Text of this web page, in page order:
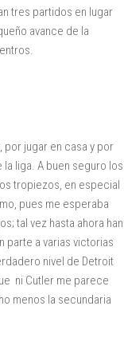
tres partidos en lugar
avance de la
por jugar en casa y por
liga. A buen seguro los
tropiezos, en especial
pues me esperaba
tal vez hasta ahora han
parte a varias victorias
nivel de Detroit
ni Cutler me parece
menos la secundaria